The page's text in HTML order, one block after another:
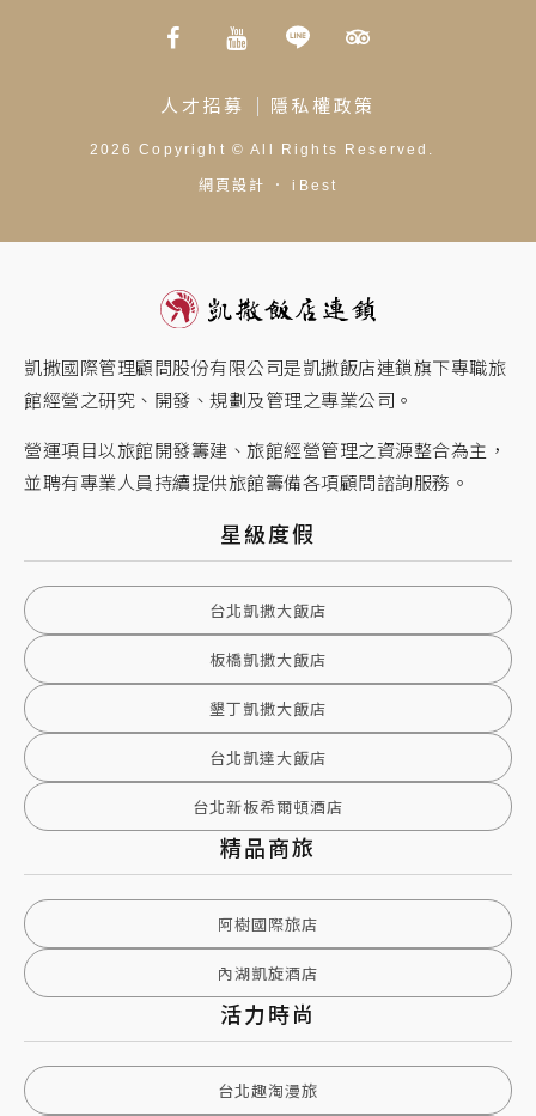
人才招募 隱私權政策
2026 Copyright © All Rights Reserved.
網頁設計 ． iBest
凱撒國際管理顧問股份有限公司是凱撒飯店連鎖旗下專職旅
館經營之研究、開發、規劃及管理之專業公司。
營運項目以旅館開發籌建、旅館經營管理之資源整合為主，
並聘有專業人員持續提供旅館籌備各項顧問諮詢服務。
星級度假
台北凱撒大飯店
板橋凱撒大飯店
墾丁凱撒大飯店
台北凱達大飯店
台北新板希爾頓酒店
精品商旅
阿樹國際旅店
內湖凱旋酒店
活力時尚
台北趣淘漫旅